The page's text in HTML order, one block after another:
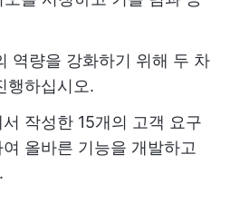
역량을 강화하기 위해 두 차
행하십시오.
작성한 15개의 고객 요구
올바른 기능을 개발하고